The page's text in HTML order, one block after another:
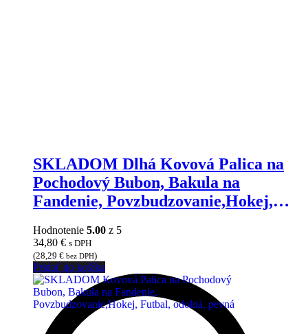
SKLADOM Dlhá Kovová Palica na
Pochodový Bubon, Bakula na
Fandenie, Povzbudzovanie,Hokej,
Hodnotenie 5.00 z 5
34,80 € s DPH
(28,29 € bez DPH)
Pridať do košíka